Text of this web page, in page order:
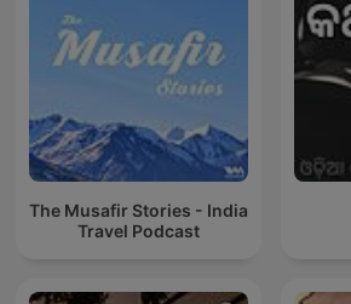
The Musafir Stories - India
Travel Podcast